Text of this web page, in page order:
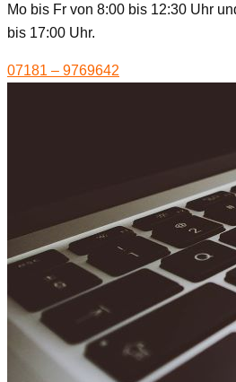
Mo bis Fr von 8:00 bis 12:30 Uhr
bis 17:00 Uhr.
07181 – 9769642